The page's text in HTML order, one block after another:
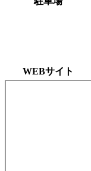
WEBサイト